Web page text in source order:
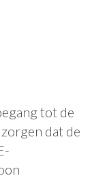
tot de
dat de